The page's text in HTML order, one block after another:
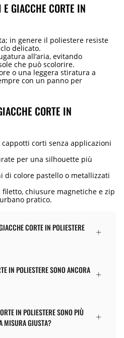
GIACCHE CORTE IN
in genere il poliestere resiste
delicato.
all’aria, evitando
che può scolorire.
o una leggera stiratura a
con un panno per
CORTE IN
corti senza applicazioni
per una silhouette più
di colore pastello o metallizzati
chiusure magnetiche e zip
pratico.
CORTE IN POLIESTERE
IN POLIESTERE SONO ANCORA
IN POLIESTERE SONO PIÙ
MISURA GIUSTA?